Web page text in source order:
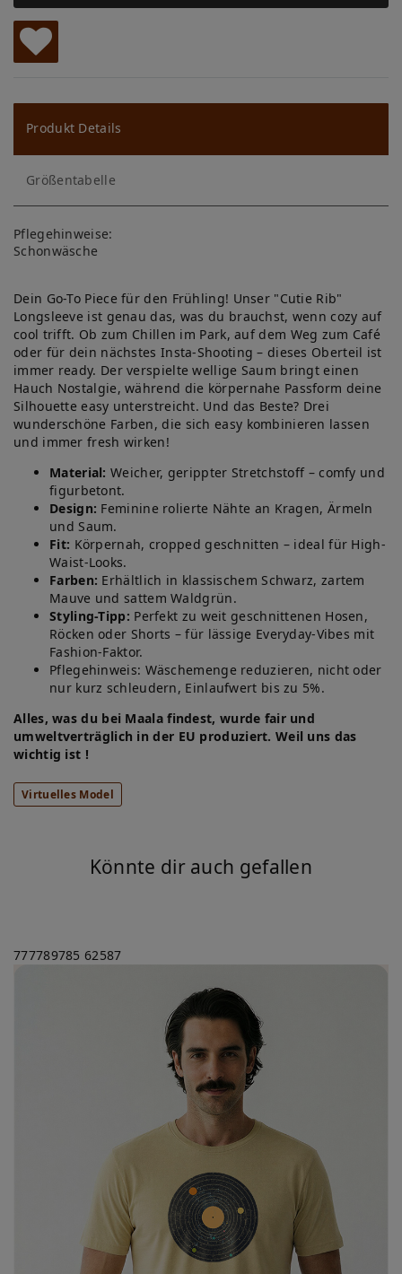
W
u
ns
ch
lis
te
Produkt Details
Größentabelle
Pflegehinweise:
Schonwäsche
Dein Go-To Piece für den Frühling! Unser "Cutie Rib"
Longsleeve ist genau das, was du brauchst, wenn cozy auf
cool trifft. Ob zum Chillen im Park, auf dem Weg zum Café
oder für dein nächstes Insta-Shooting – dieses Oberteil ist
immer ready. Der verspielte wellige Saum bringt einen
Hauch Nostalgie, während die körpernahe Passform deine
Silhouette easy unterstreicht. Und das Beste? Drei
wunderschöne Farben, die sich easy kombinieren lassen
und immer fresh wirken!
Material: Weicher, gerippter Stretchstoff – comfy und
figurbetont.
Design: Feminine rolierte Nähte an Kragen, Ärmeln
und Saum.
Fit: Körpernah, cropped geschnitten – ideal für High-
Waist-Looks.
Farben: Erhältlich in klassischem Schwarz, zartem
Mauve und sattem Waldgrün.
Styling-Tipp: Perfekt zu weit geschnittenen Hosen,
Röcken oder Shorts – für lässige Everyday-Vibes mit
Fashion-Faktor.
Pflegehinweis: Wäschemenge reduzieren, nicht oder
nur kurz schleudern, Einlaufwert bis zu 5%.
Alles, was du bei Maala findest, wurde fair und
umweltverträglich in der EU produziert. Weil uns das
wichtig ist !
Virtuelles Model
Könnte dir auch gefallen
777789785 62587